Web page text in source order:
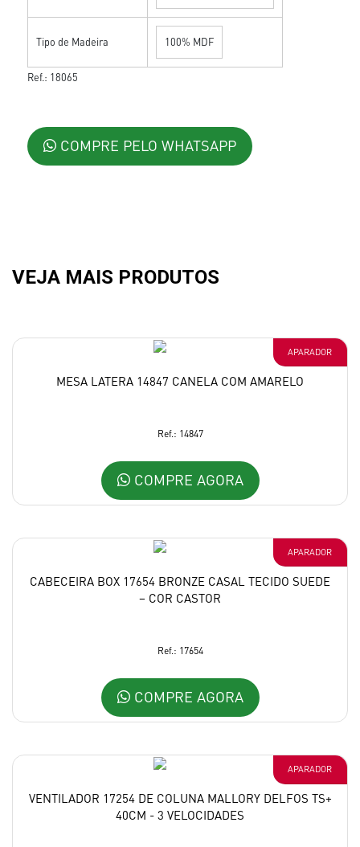
Tipo de Madeira 100% MDF
Ref.: 18065
COMPRE PELO WHATSAPP
VEJA MAIS PRODUTOS
APARADOR
MESA LATERA 14847 CANELA COM AMARELO
Ref.: 14847
COMPRE AGORA
APARADOR
CABECEIRA BOX 17654 BRONZE CASAL TECIDO SUEDE
– COR CASTOR
Ref.: 17654
COMPRE AGORA
APARADOR
VENTILADOR 17254 DE COLUNA MALLORY DELFOS TS+
40CM - 3 VELOCIDADES